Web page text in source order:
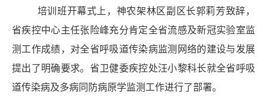
培训班开幕式上，神农架林区副区长郭莉芳致辞，
省疾控中心主任张险峰充分肯定全省流感及新冠实验室监
测工作成绩，对全省呼吸道传染病监测网络的建设与发展
提出了明确要求。省卫健委疾控处汪小黎科长就全省呼吸
道传染病及多病同防病原学监测工作进行了部署。